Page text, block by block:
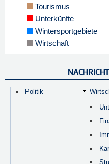
Tourismus
Unterkünfte
Wintersportgebiete
Wirtschaft
Politik